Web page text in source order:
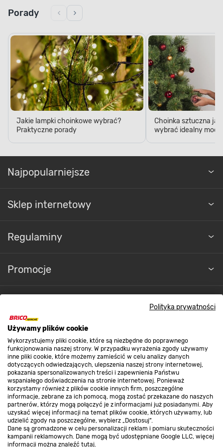
Polityka prywatności
Używamy plików cookie
Wykorzystujemy pliki cookie, które są niezbędne do poprawnego
funkcjonowania naszej strony. W przypadku wyrażenia zgody używamy
inne pliki cookie, które możemy zamieścić w celu analizy danych
dotyczących odwiedzających, ulepszenia naszej strony internetowej,
pokazania spersonalizowanych treści i zapewnienia Państwu
wspaniałego doświadczenia na stronie internetowej. Ponieważ
korzystamy również z plików cookie innych firm, poszczególne
informacje, zebrane za ich pomocą, mogą zostać przekazane do naszych
partnerów, którzy mogą połączyć je z informacjami już posiadanymi. Aby
uzyskać więcej informacji na temat plików cookie, których używamy, lub
udzielić zgody na poszczególne, wybierz „Dostosuj”.
Dane są gromadzone w celu personalizacji reklam i pomiaru skuteczności
kampanii reklamowych. Dane mogą być udostępniane Google LLC, więcej
informacji można znaleźć tutaj.
Jakie lampki choinkowe wybrać?
Praktyczne porady
Choinka sztuczna
wybrać idealny
O nas
Kontakt do sklepu
Strefa biznesu
Dołącz do nas